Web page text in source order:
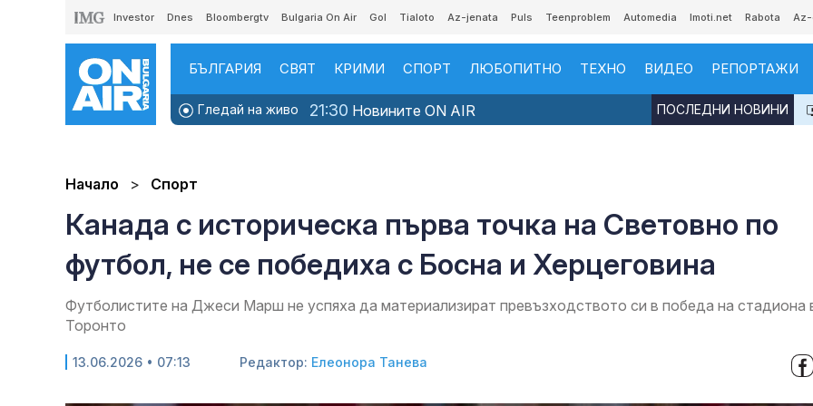
Investor Dnes Bloombergtv Bulgaria On Air Gol Tialoto Az-jenata Puls Teenproblem Automedia Imoti.net Rabota
БЪЛГАРИЯ СВЯТ КРИМИ СПОРТ ЛЮБОПИТНО ТЕХНО ВИДЕО РЕПОРТАЖИ
Гледай на живо 21:30 Новините ON AIR ПОСЛЕДНИ НОВИНИ
Начало Спорт
Канада с историческа първа точка на Световно по
футбол, не се победиха с Босна и Херцеговина
Футболистите на Джеси Марш не успяха да материализират превъзходството си в победа на стадиона
Торонто
13.06.2026 • 07:13 Редактор: Елеонора Танева